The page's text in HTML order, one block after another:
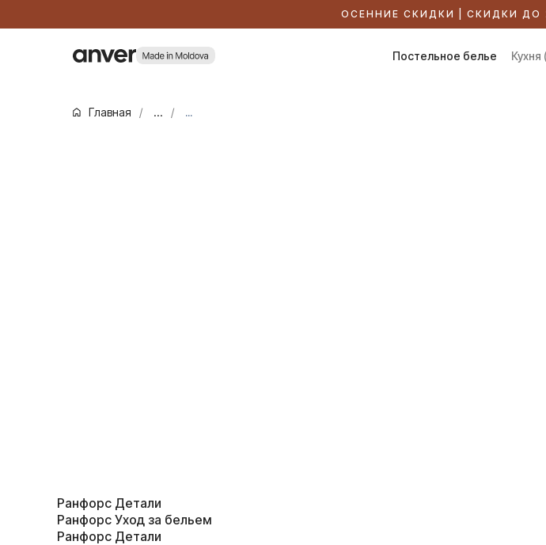
ОСЕННИЕ СКИДКИ | СКИДКИ ДО
Постельное белье Кухня
Главная / ... / ...
Ранфорс Детали
Ранфорс Уход за бельем
Ранфорс Детали